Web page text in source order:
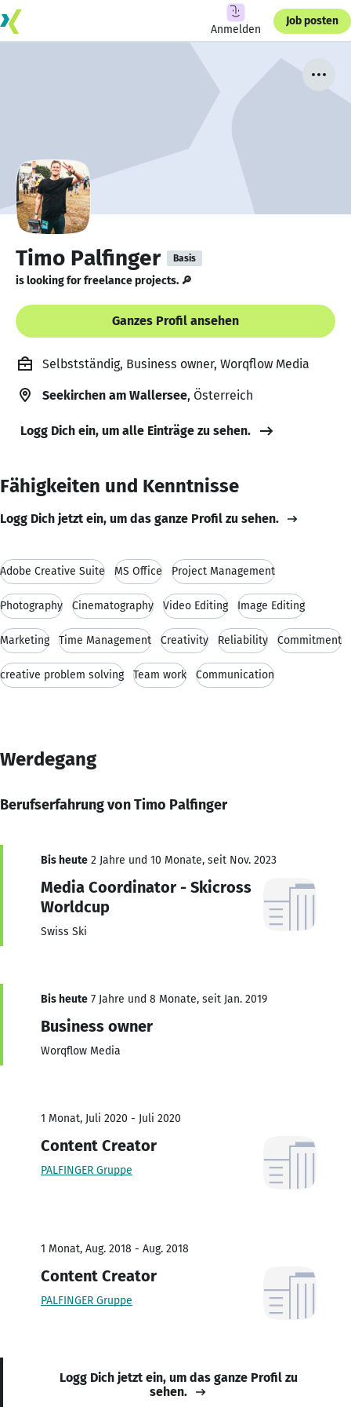
Anmelden
Job posten
Timo Palfinger Basis
is looking for freelance projects. 🔎
Ganzes Profil ansehen
Selbstständig, Business owner, Worqflow Media
Seekirchen am Wallersee, Österreich
Logg Dich ein, um alle Einträge zu sehen.
Fähigkeiten und Kenntnisse
Logg Dich jetzt ein, um das ganze Profil zu sehen.
Adobe Creative Suite MS Office Project Management
Photography Cinematography Video Editing Image Editing
Marketing Time Management Creativity Reliability Commitment
creative problem solving Team work Communication
Werdegang
Berufserfahrung von Timo Palfinger
Bis heute 2 Jahre und 10 Monate, seit Nov. 2023
Media Coordinator - Skicross
Worldcup
Swiss Ski
Bis heute 7 Jahre und 8 Monate, seit Jan. 2019
Business owner
Worqflow Media
1 Monat, Juli 2020 - Juli 2020
Content Creator
PALFINGER Gruppe
1 Monat, Aug. 2018 - Aug. 2018
Content Creator
PALFINGER Gruppe
Logg Dich jetzt ein, um das ganze Profil zu
sehen.